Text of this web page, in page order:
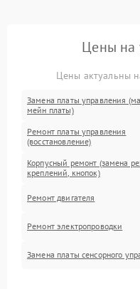
Цены на
Цены актуальны
Замена платы управления
мейн платы)
Ремонт платы управления
(восстановление)
Корпусный ремонт (замена
креплений, кнопок)
Ремонт двигателя
Ремонт электропроводки
Замена платы сенсорного